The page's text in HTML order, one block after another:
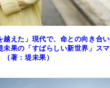
越えた」現代で、命との向き合い
未果の「すばらしい新世界」スマ
著：堤未果）